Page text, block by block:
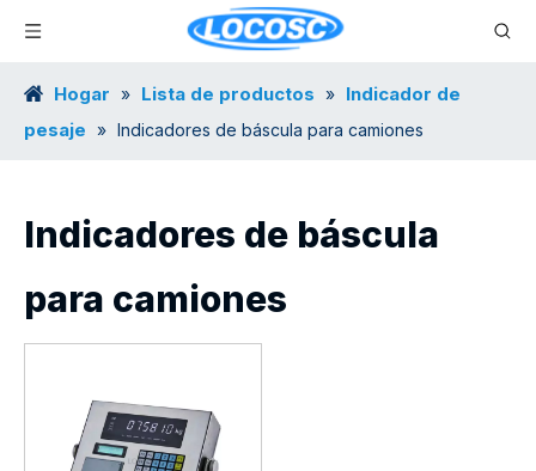
Hogar » Lista de productos » Indicador de
pesaje » Indicadores de báscula para camiones
Indicadores de báscula
para camiones